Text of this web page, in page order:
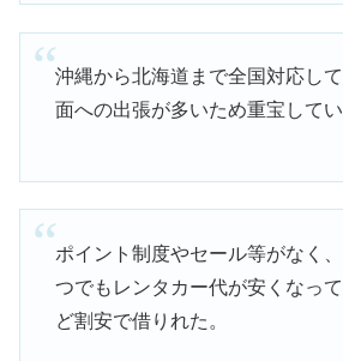
沖縄から北海道まで全国対応し
面への出張が多いため重宝してい
ポイント制度やセール等がなく
つでもレンタカー代が安くなっ
ど割安で借りれた。